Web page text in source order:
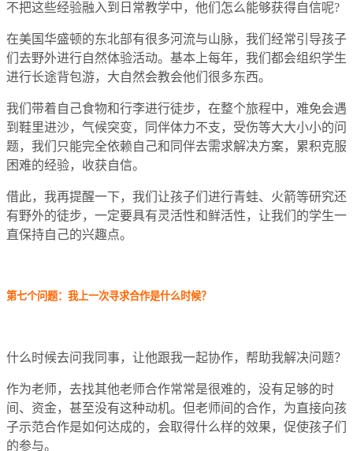
不把这些经验融入到日常教学中，他们怎么能够获得自信呢?
在美国华盛顿的东北部有很多河流与山脉，我们经常引导孩子
们去野外进行自然体验活动。基本上每年，我们都会组织学生
进行长途背包游，大自然会教会他们很多东西。
我们带着自己食物和行李进行徒步，在整个旅程中，难免会遇
到鞋里进沙，气候突变，同伴体力不支，受伤等大大小小的问
题，我们只能完全依赖自己和同伴去需求解决方案，累积克服
困难的经验，收获自信。
借此，我再提醒一下，我们让孩子们进行青蛙、火箭等研究还
有野外的徒步，一定要具有灵活性和鲜活性，让我们的学生一
直保持自己的兴趣点。
第七个问题：我上一次寻求合作是什么时候？
什么时候去问我同事，让他跟我一起协作，帮助我解决问题？
作为老师，去找其他老师合作常常是很难的，没有足够的时
间、资金，甚至没有这种动机。但老师间的合作，为直接向孩
子示范合作是如何达成的，会取得什么样的效果，促使孩子们
的参与。